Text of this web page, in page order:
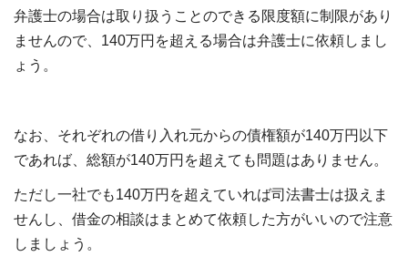
弁護士の場合は取り扱うことのできる限度額に制限があり
ませんので、140万円を超える場合は弁護士に依頼しまし
ょう。
なお、それぞれの借り入れ元からの債権額が140万円以下
であれば、総額が140万円を超えても問題はありません。
ただし一社でも140万円を超えていれば司法書士は扱えま
せんし、借金の相談はまとめて依頼した方がいいので注意
しましょう。